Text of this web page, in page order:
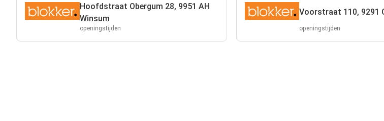
Hoofdstraat Obergum 28, 9951 AH
Winsum
openingstijden
Voorstraat 110, 9291
openingstijden